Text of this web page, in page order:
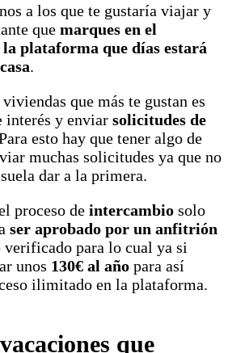
a los que te gustaría viajar y
que marques en el
plataforma que días estará
.
que más te gustan es
interés y enviar solicitudes de
esto hay que tener algo de
muchas solicitudes ya que no
dar a la primera.
proceso de intercambio solo
ser aprobado por un anfitrión
para lo cual ya si
unos 130€ al año para así
ilimitado en la plataforma.
que